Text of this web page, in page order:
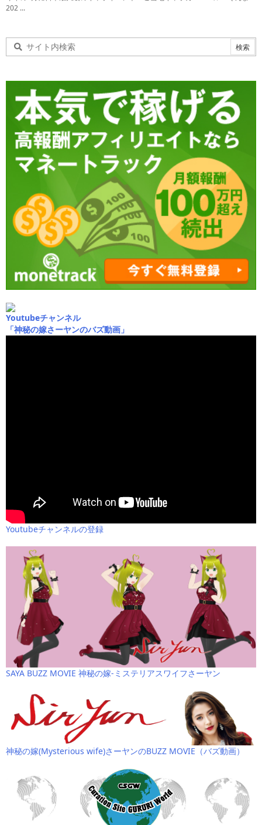
202 ...
Youtubeチャンネル
「神秘の嫁さーヤンのバズ動画」
Youtubeチャンネルの登録
SAYA BUZZ MOVIE 神秘の嫁-ミステリアスワイフさーヤン
神秘の嫁(Mysterious wife)さーヤンのBUZZ MOVIE（バズ動画）